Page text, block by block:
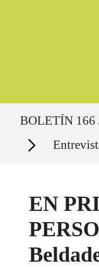
BOLETÍN 166
Secciones
EN